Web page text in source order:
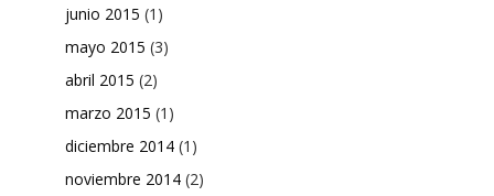
junio 2015 (1)
mayo 2015 (3)
abril 2015 (2)
marzo 2015 (1)
diciembre 2014 (1)
noviembre 2014 (2)